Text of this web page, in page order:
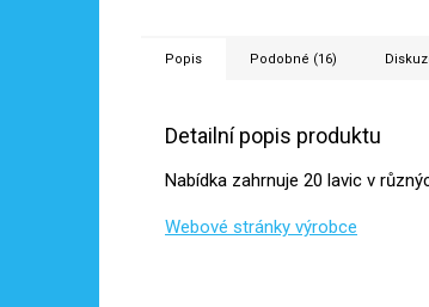
Popis Podobné (16)
Detailní popis produktu
Nabídka zahrnuje 20 lavic v
Webové stránky výrobce